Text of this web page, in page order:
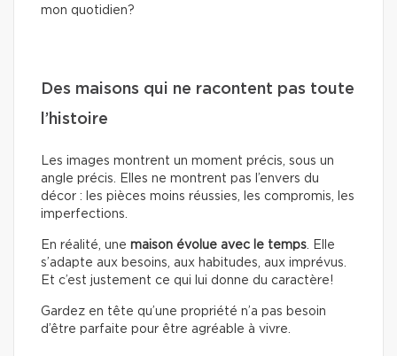
mon quotidien?
Des maisons qui ne racontent pas toute
l’histoire
Les images montrent un moment précis, sous un
angle précis. Elles ne montrent pas l’envers du
décor : les pièces moins réussies, les compromis, les
imperfections.
En réalité, une maison évolue avec le temps . Elle
s’adapte aux besoins, aux habitudes, aux imprévus.
Et c’est justement ce qui lui donne du caractère!
Gardez en tête qu’une propriété n’a pas besoin
d’être parfaite pour être agréable à vivre.